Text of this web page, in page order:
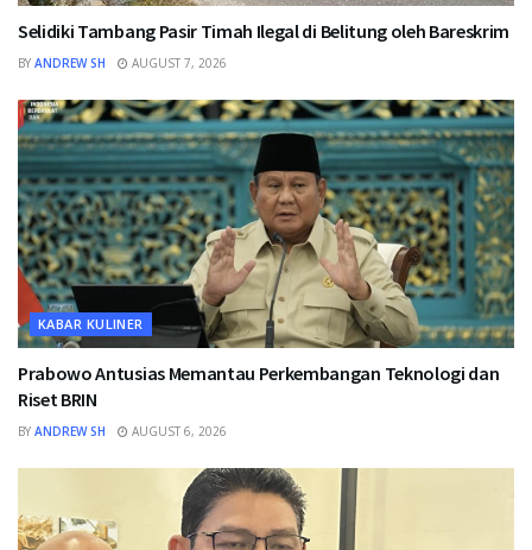
Selidiki Tambang Pasir Timah Ilegal di Belitung oleh Bareskrim
BY ANDREW SH AUGUST 7, 2026
KABAR KULINER
Prabowo Antusias Memantau Perkembangan Teknologi dan
Riset BRIN
BY ANDREW SH AUGUST 6, 2026